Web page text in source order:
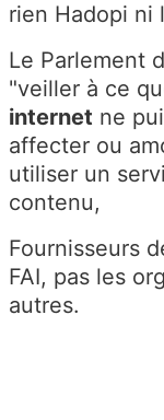
rien Hadopi ni
Le Parlement
"veiller à ce
internet ne
affecter ou
utiliser un
contenu,
Fournisseurs
FAI, pas les
autres.